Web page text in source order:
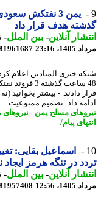
هدف قرار داد
آنلاین-بین الملل-
23:16
81961687
خبری المیادین اعلام کرد
48 ساعت گذشته 3
دادند. - بیشتر بخوانید (نه
داد: تصمیم ممنوعیت ...
مسلح یمن -نیروهای
پیام/
اسماعیل بقایی:
در تنگه هرمز ایجاد
آنلاین-بین الملل-
12:56
81957408